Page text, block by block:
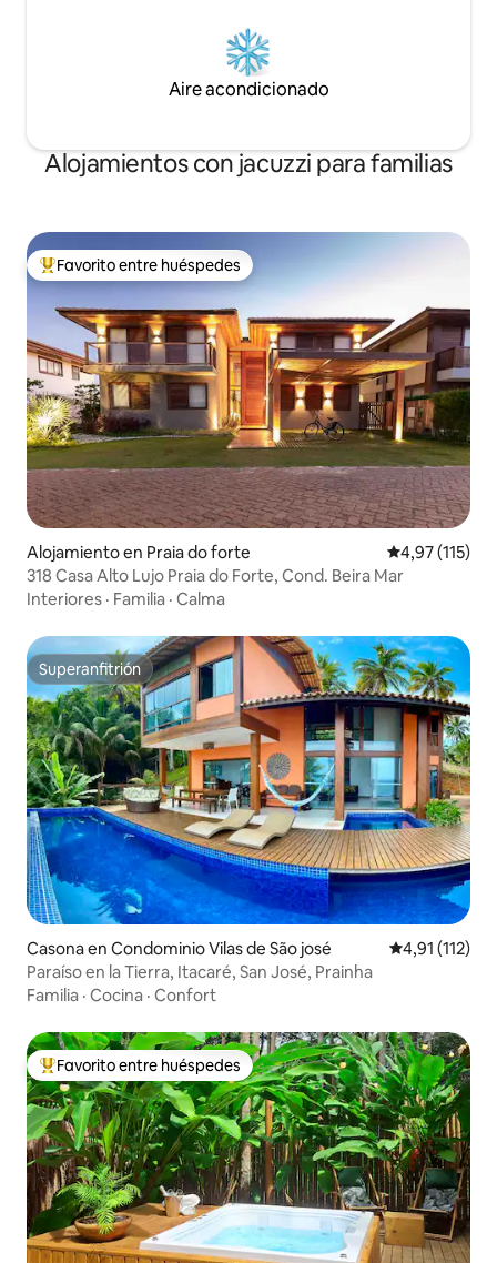
Aire acondicionado
Alojamientos con jacuzzi para familias
Favorito entre los huéspedes más destacados
Favorito entre huéspedes
Alojamiento en Praia do forte Calificación
4,97 (115)
318 Casa Alto Lujo Praia do Forte, Cond. Beira Mar
Interiores · Familia · Calma
Superanfitrión
Superanfitrión
Casona en Condominio Vilas de São josé Calificación
4,91 (112)
Paraíso en la Tierra, Itacaré, San José, Prainha
Familia · Cocina · Confort
Favorito entre los huéspedes más destacados
Favorito entre huéspedes